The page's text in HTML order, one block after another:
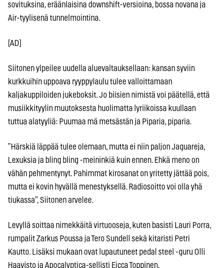
sovituksina, eräänlaisina downshift-versioina, bossa novana ja
Air-tyylisenä tunnelmointina.
[AD]
Siitonen ylpeilee uudella aluevaltauksellaan: kansan syviin
kurkkuihin uppoava ryyppylaulu tulee valloittamaan
kaljakuppiloiden jukeboksit. Jo biisien nimistä voi päätellä, että
musiikkityylin muutoksesta huolimatta lyriikoissa kuullaan
tuttua alatyyliä: Puumaa mä metsästän ja Piparia, piparia.
”Härskiä läppää tulee olemaan, mutta ei niin paljon Jaguareja,
Lexuksia ja bling bling -meininkiä kuin ennen. Ehkä meno on
vähän pehmentynyt. Pahimmat kirosanat on yritetty jättää pois,
mutta ei kovin hyvällä menestyksellä. Radiosoitto voi olla yhä
tiukassa”, Siitonen arvelee.
Levyllä soittaa nimekkäitä virtuooseja, kuten basisti Lauri Porra,
rumpalit Zarkus Poussa ja Tero Sundell sekä kitaristi Petri
Kautto. Lisäksi mukaan ovat lupautuneet pedal steel -guru Olli
Haavisto ja Apocalyptica-sellisti Eicca Toppinen.